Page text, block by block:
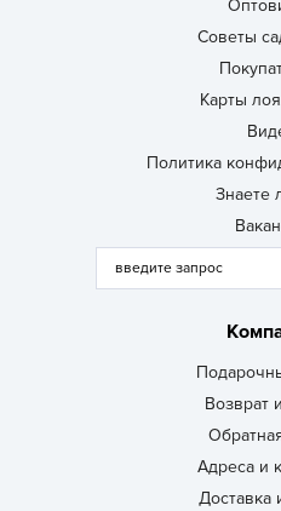
Советы
Карты
Политика
Знаете
Возврат
Адреса и
Доставка